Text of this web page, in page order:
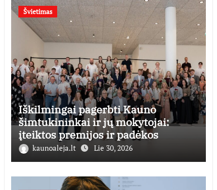
Švietimas
Iškilmingai pagerbti Kauno
šimtukininkai ir jų mokytojai:
įteiktos premijos ir padėkos
kaunoaleja.lt Lie 30, 2026